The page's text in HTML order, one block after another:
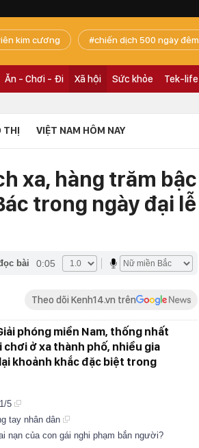
kim cương chiến dịch 500 ngày đêm
Ăn - Chơi - Đi Xã hội Sức khỏe Tek-life
THỊ VIỆT NAM HÔM NAY
xa, hàng trăm bậc
trong ngày đại lễ
bài 0:05
Theo dõi Kenh14.vn trên
phóng miền Nam, thống nhất
ở xa thành phố, nhiều gia
khoảnh khắc đặc biệt trong
5
tay nhân dân
nạn của con gái nghi phạm bắn người?